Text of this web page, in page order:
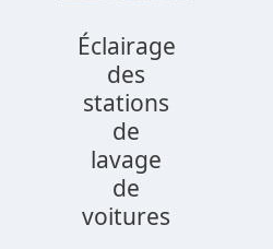
Éclairage
des
stations
de
lavage
de
voitures